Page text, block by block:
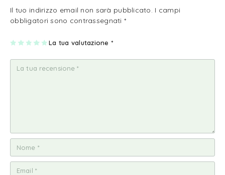
Il tuo indirizzo email non sarà pubblicato. I campi
obbligatori sono contrassegnati *
La tua valutazione *
1
a
2
e
su
5
3
e
su
5
4
e
su
5
5
e
su
5